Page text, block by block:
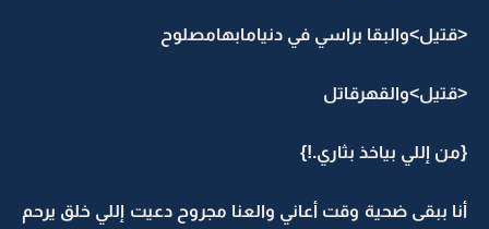
<قتيل>والبقا براسي في دنيامابهامصلوح
<قتيل>والقهرقاتل
{من إللي بياخذ بثاري.!}
أنا ببقى ضحية وقت أعاني والعنا مجروح دعيت إللي خلق يرحم